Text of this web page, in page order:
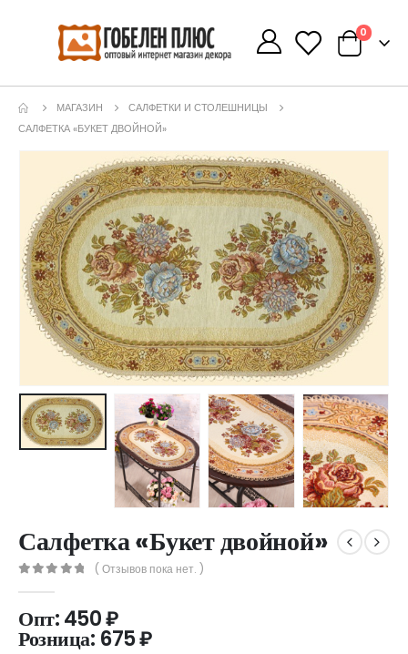
0 0
МАГАЗИН
САЛФЕТКИ И СТОЛЕШНИЦЫ
САЛФЕТКА «БУКЕТ ДВОЙНОЙ»
Салфетка «Букет двойной»
( Отзывов пока нет. )
Опт:450₽
Розница: 675₽